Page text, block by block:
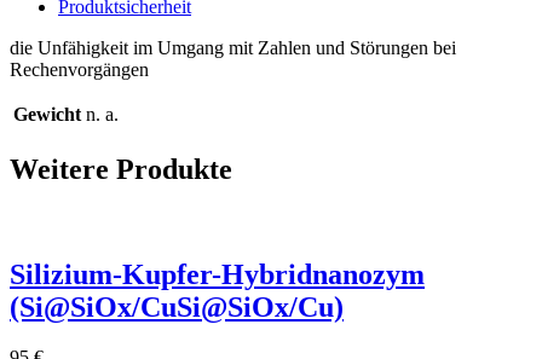
Produktsicherheit
die Unfähigkeit im Umgang mit Zahlen und Störungen bei
Rechenvorgängen
Gewicht n. a.
Weitere Produkte
Silizium-Kupfer-Hybridnanozym
(Si@SiOx/CuSi@SiOx​/Cu)